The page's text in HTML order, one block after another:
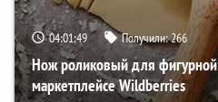
04:01:48 Получили:266
Нож роликовый для фигурной
маркетплейсе Wildberries